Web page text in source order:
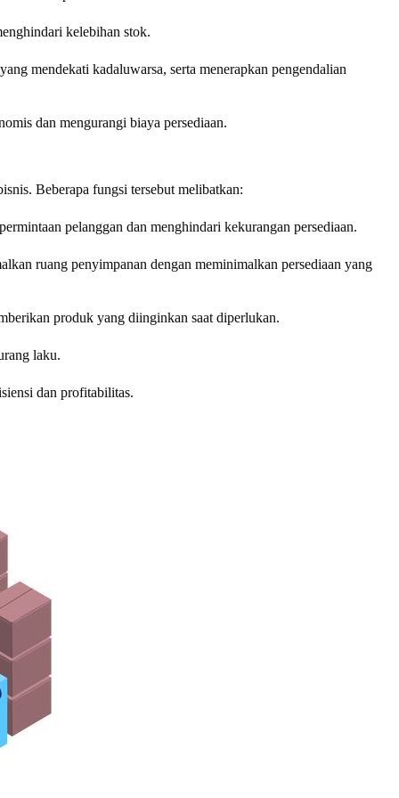
kelebihan stok.
mendekati kadaluwarsa, serta menerapkan pengendalian
dan mengurangi biaya persediaan.
Beberapa fungsi tersebut melibatkan:
pelanggan dan menghindari kekurangan persediaan.
ruang penyimpanan dengan meminimalkan persediaan yang
produk yang diinginkan saat diperlukan.
laku.
dan profitabilitas.